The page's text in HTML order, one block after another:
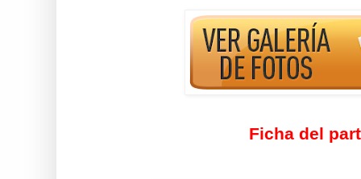
Ficha del